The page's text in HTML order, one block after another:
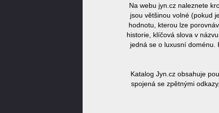
Na webu jyn.cz naleznete
jsou většinou volné (pokud
hodnotu, kterou lze
historie, klíčová slova v
jedná se o luxusní doménu.
Katalog Jyn.cz obsahuje
spojená se zpětnými